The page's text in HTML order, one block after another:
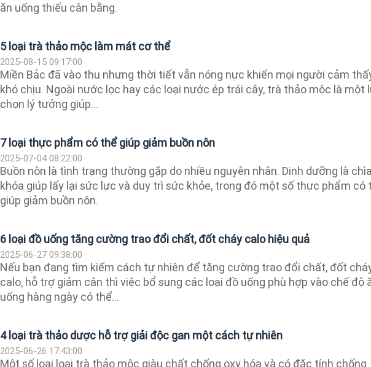
ăn uống thiếu cân bằng.
5 loại trà thảo mộc làm mát cơ thể
2025-08-15 09:17:00
Miền Bắc đã vào thu nhưng thời tiết vẫn nóng nực khiến mọi người cảm
khó chịu. Ngoài nước lọc hay các loại nước ép trái cây, trà thảo mộc là một
chọn lý tưởng giúp...
7 loại thực phẩm có thể giúp giảm buồn nôn
2025-07-04 08:22:00
Buồn nôn là tình trạng thường gặp do nhiều nguyên nhân. Dinh dưỡng là
khóa giúp lấy lại sức lực và duy trì sức khỏe, trong đó một số thực phẩm có
giúp giảm buồn nôn.
6 loại đồ uống tăng cường trao đổi chất, đốt cháy calo hiệu quả
2025-06-27 09:38:00
Nếu bạn đang tìm kiếm cách tự nhiên để tăng cường trao đổi chất, đốt
calo, hỗ trợ giảm cân thì việc bổ sung các loại đồ uống phù hợp vào chế độ
uống hàng ngày có thể...
4 loại trà thảo dược hỗ trợ giải độc gan một cách tự nhiên
2025-06-26 17:43:00
Một số loại loại trà thảo mộc giàu chất chống oxy hóa và có đặc tính chống